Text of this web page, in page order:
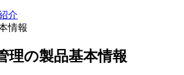
介
情報
理の製品基本情報